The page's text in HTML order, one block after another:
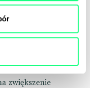
i stymuluje szare
na sukces
zwiększenie